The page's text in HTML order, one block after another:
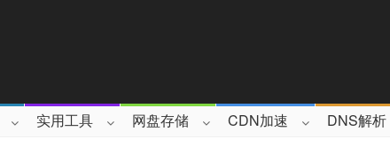
实用工具 网盘存储 CDN加速 DNS解析